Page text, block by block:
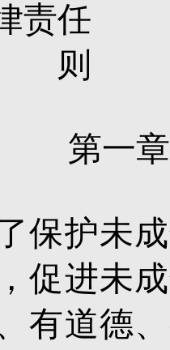
责任
则
第
保护未
促进未
有道德